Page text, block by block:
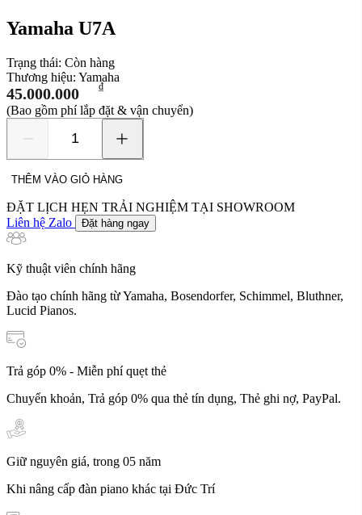
Yamaha U7A
Trạng thái: Còn hàng
Thương hiệu: Yamaha
45.000.000 ₫
(Bao gồm phí lắp đặt & vận chuyển)
U7A
số
lượng
THÊM VÀO GIỎ HÀNG
ĐẶT LỊCH HẸN TRẢI NGHIỆM TẠI SHOWROOM
Liên hệ Zalo
Đặt hàng ngay
Kỹ thuật viên chính hãng
Đào tạo chính hãng từ Yamaha, Bosendorfer, Schimmel, Bluthner,
Lucid Pianos.
Trả góp 0% - Miễn phí quẹt thẻ
Chuyển khoản, Trả góp 0% qua thẻ tín dụng, Thẻ ghi nợ, PayPal.
Giữ nguyên giá, trong 05 năm
Khi nâng cấp đàn piano khác tại Đức Trí